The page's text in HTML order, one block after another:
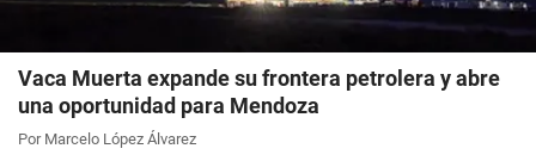
Vaca Muerta expande su frontera petrolera y abre
una oportunidad para Mendoza
Por Marcelo López Álvarez